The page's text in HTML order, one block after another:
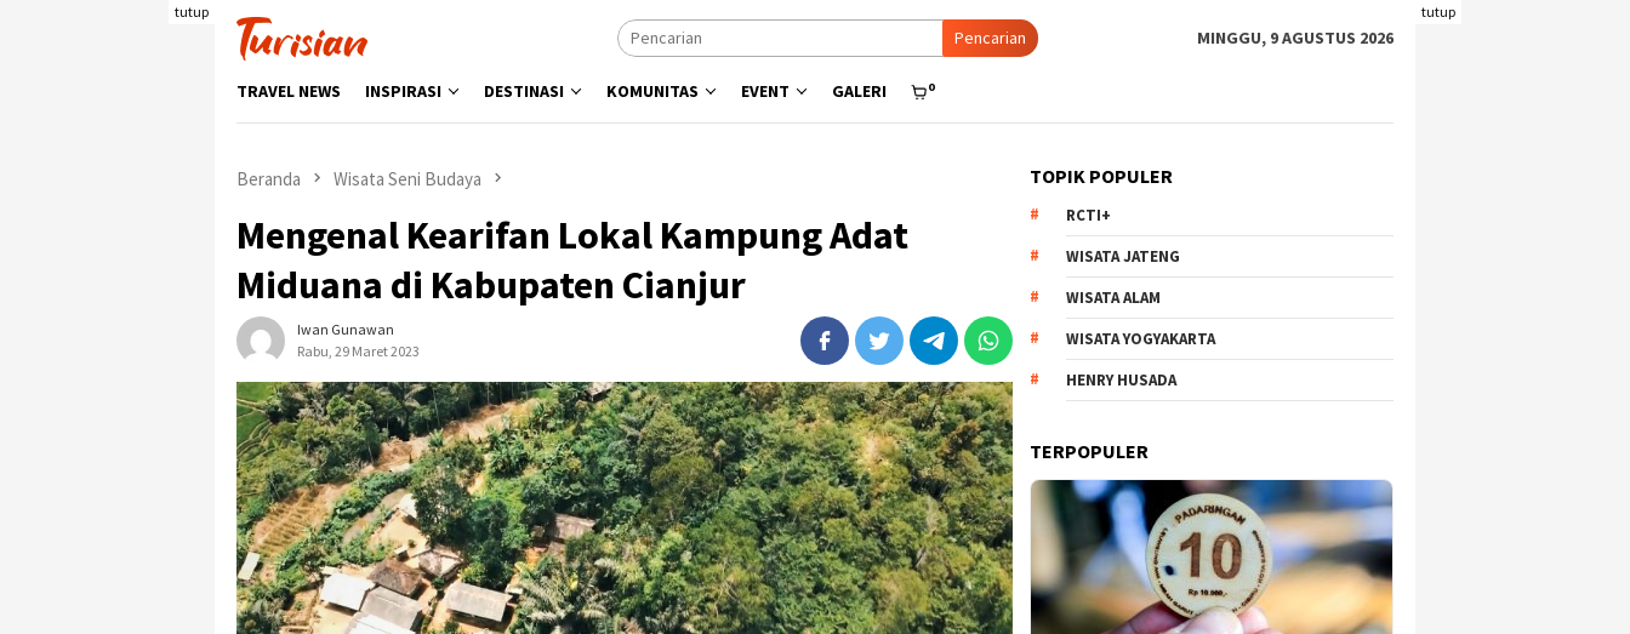
tutup tutup
Pencarian MINGGU, 9 AGUSTUS 2026
TRAVEL NEWS INSPIRASI DESTINASI KOMUNITAS EVENT GALERI 0
Beranda Wisata Seni Budaya
Mengenal Kearifan Lokal Kampung Adat
Miduana di Kabupaten Cianjur
Iwan Gunawan
Rabu, 29 Maret 2023
TOPIK POPULER
RCTI+
WISATA JATENG
WISATA ALAM
WISATA YOGYAKARTA
HENRY HUSADA
TERPOPULER